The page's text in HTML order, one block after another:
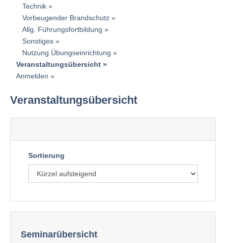
Technik
Vorbeugender Brandschutz
Allg. Führungsfortbildung
Sonstiges
Nutzung Übungseinrichtung
Veranstaltungsübersicht
Anmelden
Veranstaltungsübersicht
Sortierung
Seminarübersicht